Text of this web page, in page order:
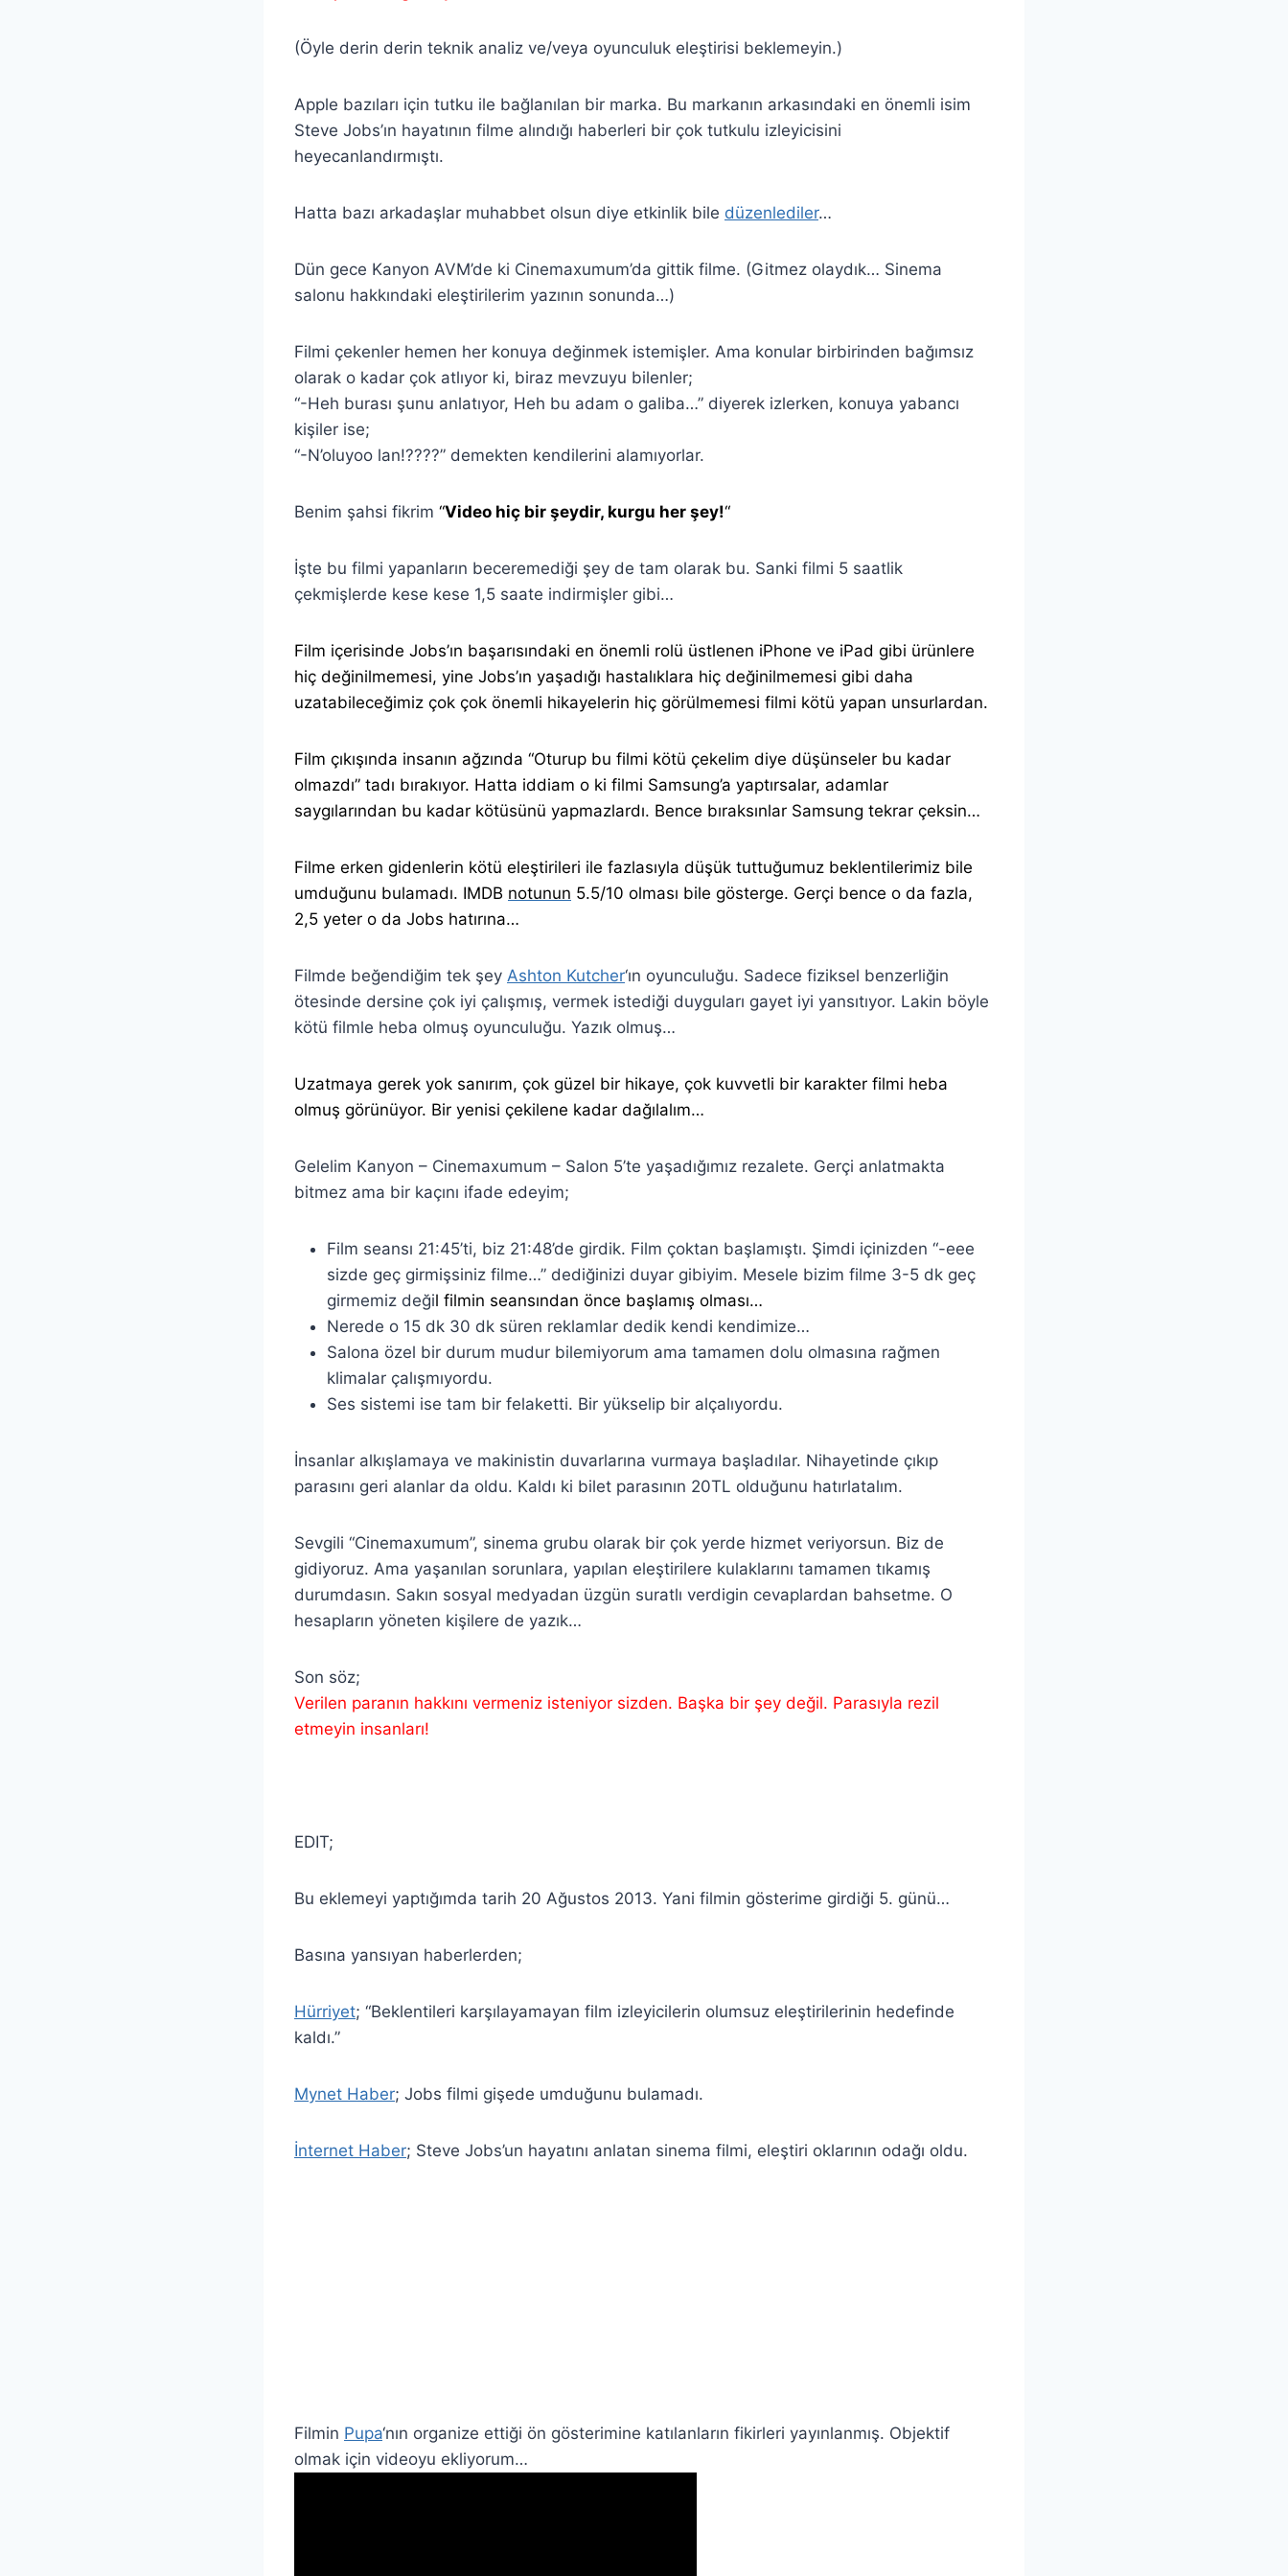
(Öyle derin derin teknik analiz ve/veya oyunculuk eleştirisi beklemeyin.)
Apple bazıları için tutku ile bağlanılan bir marka. Bu markanın arkasındaki en önemli isim
Steve Jobs’ın hayatının filme alındığı haberleri bir çok tutkulu izleyicisini
heyecanlandırmıştı.
Hatta bazı arkadaşlar muhabbet olsun diye etkinlik bile düzenlediler…
Dün gece Kanyon AVM’de ki Cinemaxumum’da gittik filme. (Gitmez olaydık… Sinema
salonu hakkındaki eleştirilerim yazının sonunda…)
Filmi çekenler hemen her konuya değinmek istemişler. Ama konular birbirinden bağımsız
olarak o kadar çok atlıyor ki, biraz mevzuyu bilenler;
“-Heh burası şunu anlatıyor, Heh bu adam o galiba…” diyerek izlerken, konuya yabancı
kişiler ise;
“-N’oluyoo lan!????” demekten kendilerini alamıyorlar.
Benim şahsi fikrim “Video hiç bir şeydir, kurgu her şey!“
İşte bu filmi yapanların beceremediği şey de tam olarak bu. Sanki filmi 5 saatlik
çekmişlerde kese kese 1,5 saate indirmişler gibi…
Film içerisinde Jobs’ın başarısındaki en önemli rolü üstlenen iPhone ve iPad gibi ürünlere
hiç değinilmemesi, yine Jobs’ın yaşadığı hastalıklara hiç değinilmemesi gibi daha
uzatabileceğimiz çok çok önemli hikayelerin hiç görülmemesi filmi kötü yapan unsurlardan.
Film çıkışında insanın ağzında “Oturup bu filmi kötü çekelim diye düşünseler bu kadar
olmazdı” tadı bırakıyor. Hatta iddiam o ki filmi Samsung’a yaptırsalar, adamlar
saygılarından bu kadar kötüsünü yapmazlardı. Bence bıraksınlar Samsung tekrar çeksin…
Filme erken gidenlerin kötü eleştirileri ile fazlasıyla düşük tuttuğumuz beklentilerimiz bile
umduğunu bulamadı. IMDB notunun 5.5/10 olması bile gösterge. Gerçi bence o da fazla,
2,5 yeter o da Jobs hatırına…
Filmde beğendiğim tek şey Ashton Kutcher‘ın oyunculuğu. Sadece fiziksel benzerliğin
ötesinde dersine çok iyi çalışmış, vermek istediği duyguları gayet iyi yansıtıyor. Lakin böyle
kötü filmle heba olmuş oyunculuğu. Yazık olmuş…
Uzatmaya gerek yok sanırım, çok güzel bir hikaye, çok kuvvetli bir karakter filmi heba
olmuş görünüyor. Bir yenisi çekilene kadar dağılalım…
Gelelim Kanyon – Cinemaxumum – Salon 5’te yaşadığımız rezalete. Gerçi anlatmakta
bitmez ama bir kaçını ifade edeyim;
Film seansı 21:45’ti, biz 21:48’de girdik. Film çoktan başlamıştı. Şimdi içinizden “-eee
sizde geç girmişsiniz filme…” dediğinizi duyar gibiyim. Mesele bizim filme 3-5 dk geç
girmemiz değil filmin seansından önce başlamış olması…
Nerede o 15 dk 30 dk süren reklamlar dedik kendi kendimize…
Salona özel bir durum mudur bilemiyorum ama tamamen dolu olmasına rağmen
klimalar çalışmıyordu.
Ses sistemi ise tam bir felaketti. Bir yükselip bir alçalıyordu.
İnsanlar alkışlamaya ve makinistin duvarlarına vurmaya başladılar. Nihayetinde çıkıp
parasını geri alanlar da oldu. Kaldı ki bilet parasının 20TL olduğunu hatırlatalım.
Sevgili “Cinemaxumum”, sinema grubu olarak bir çok yerde hizmet veriyorsun. Biz de
gidiyoruz. Ama yaşanılan sorunlara, yapılan eleştirilere kulaklarını tamamen tıkamış
durumdasın. Sakın sosyal medyadan üzgün suratlı verdigin cevaplardan bahsetme. O
hesapların yöneten kişilere de yazık…
Son söz;
Verilen paranın hakkını vermeniz isteniyor sizden. Başka bir şey değil. Parasıyla rezil
etmeyin insanları!
EDIT;
Bu eklemeyi yaptığımda tarih 20 Ağustos 2013. Yani filmin gösterime girdiği 5. günü…
Basına yansıyan haberlerden;
Hürriyet; “Beklentileri karşılayamayan film izleyicilerin olumsuz eleştirilerinin hedefinde
kaldı.”
Mynet Haber; Jobs filmi gişede umduğunu bulamadı.
İnternet Haber; Steve Jobs’un hayatını anlatan sinema filmi, eleştiri oklarının odağı oldu.
Filmin Pupa‘nın organize ettiği ön gösterimine katılanların fikirleri yayınlanmış. Objektif
olmak için videoyu ekliyorum…